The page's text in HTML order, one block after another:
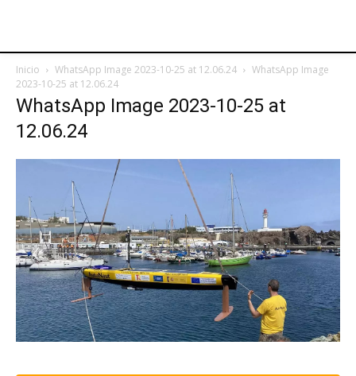
Inicio WhatsApp Image 2023-10-25 at 12.06.24
WhatsApp Image
2023-10-25 at 12.06.24
WhatsApp Image 2023-10-25 at
12.06.24